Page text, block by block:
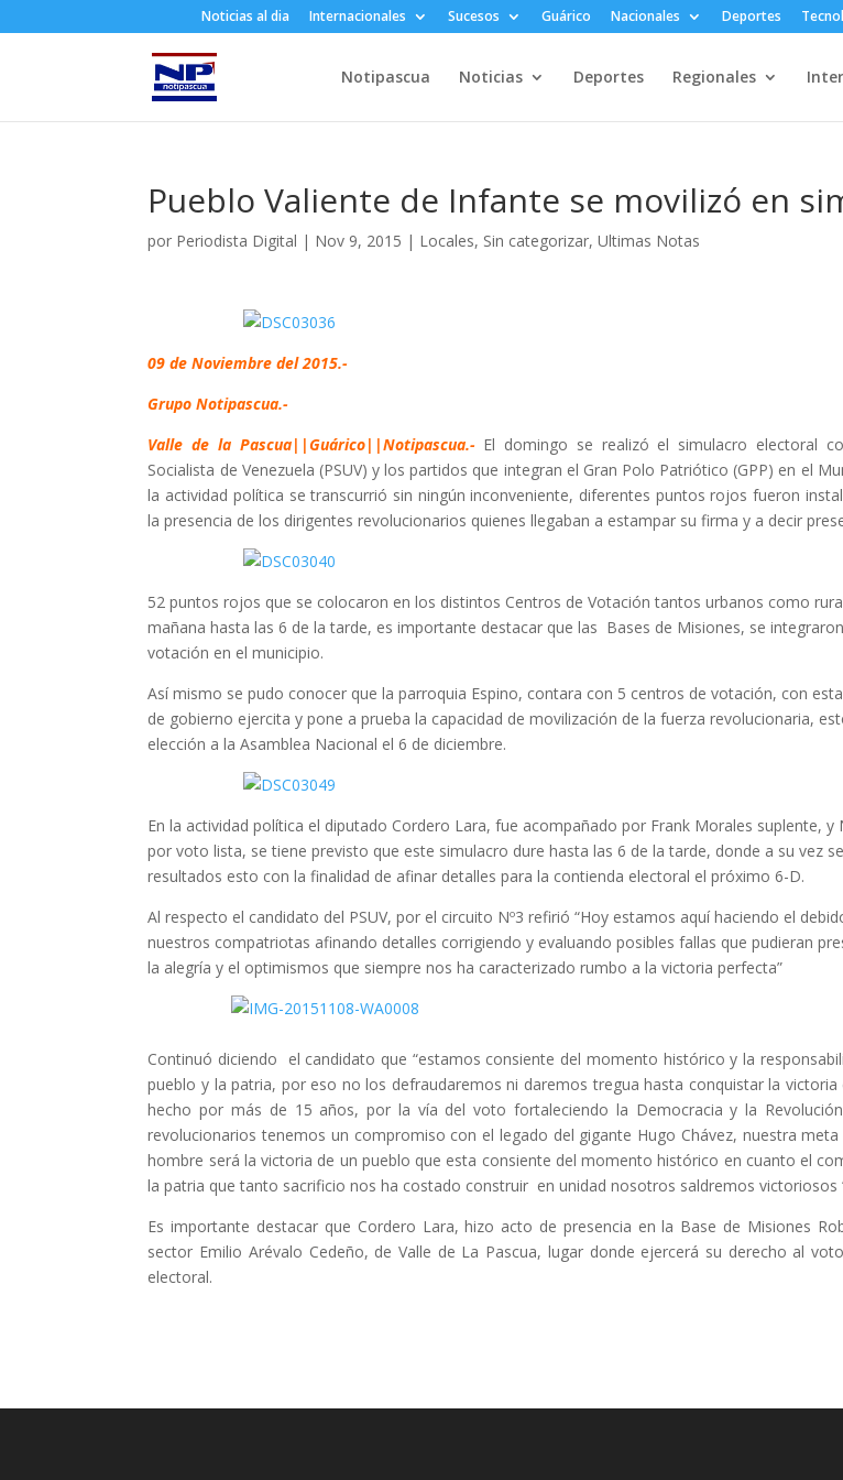
Noticias al dia Internacionales Sucesos Guárico Nacionales Deportes
Notipascua Noticias Deportes Regionales
Pueblo Valiente de Infante se movilizó en
por Periodista Digital | Nov 9, 2015 | Locales, Sin categorizar,Ultimas Notas
09 de Noviembre del 2015.-
Grupo Notipascua.-
Valle de la Pascua||Guárico||Notipascua.-El domingo se realizó el simulacro electoral
Socialista de Venezuela (PSUV) y los partidos que integran el Gran Polo Patriótico (GPP) en el
la actividad política se transcurrió sin ningún inconveniente, diferentes puntos rojos fueron
la presencia de los dirigentes revolucionarios quienes llegaban a estampar su firma y a decir
52 puntos rojos que se colocaron en los distintos Centros de Votación tantos urbanos como
mañana hasta las 6 de la tarde, es importante destacar que las Bases de Misiones, se
votación en el municipio.
Así mismo se pudo conocer que la parroquia Espino, contara con 5 centros de votación, con
de gobierno ejercita y pone a prueba la capacidad de movilización de la fuerza revolucionaria,
elección a la Asamblea Nacional el 6 de diciembre.
En la actividad política el diputado Cordero Lara, fue acompañado por Frank Morales suplente, y
por voto lista, se tiene previsto que este simulacro dure hasta las 6 de la tarde, donde a su vez
resultados esto con la finalidad de afinar detalles para la contienda electoral el próximo 6-D.
Al respecto el candidato del PSUV, por el circuito Nº3 refirió “Hoy estamos aquí haciendo el
nuestros compatriotas afinando detalles corrigiendo y evaluando posibles fallas que pudieran
la alegría y el optimismos que siempre nos ha caracterizado rumbo a la victoria perfecta”
Continuó diciendo el candidato que “estamos consiente del momento histórico y la
pueblo y la patria, por eso no los defraudaremos ni daremos tregua hasta conquistar la
hecho por más de 15 años, por la vía del voto fortaleciendo la Democracia y la
revolucionarios tenemos un compromiso con el legado del gigante Hugo Chávez, nuestra
hombre será la victoria de un pueblo que esta consiente del momento histórico en cuanto el
la patria que tanto sacrificio nos ha costado construir en unidad nosotros saldremos victoriosos
Es importante destacar que Cordero Lara, hizo acto de presencia en la Base de Misiones
sector Emilio Arévalo Cedeño, de Valle de La Pascua, lugar donde ejercerá su derecho al
electoral.